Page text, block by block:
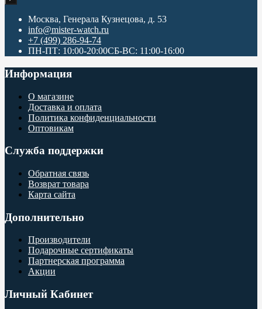
Москва, Генерала Кузнецова, д. 53
info@mister-watch.ru
+7 (499) 286-94-74
ПН-ПТ: 10:00-20:00СБ-ВС: 11:00-16:00
Информация
О магазине
Доставка и оплата
Политика конфиденциальности
Оптовикам
Служба поддержки
Обратная связь
Возврат товара
Карта сайта
Дополнительно
Производители
Подарочные сертификаты
Партнерская программа
Акции
Личный Кабинет